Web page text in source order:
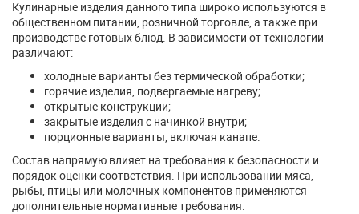
Кулинарные изделия данного типа широко используются в
общественном питании, розничной торговле, а также при
производстве готовых блюд. В зависимости от технологии
различают:
холодные варианты без термической обработки;
горячие изделия, подвергаемые нагреву;
открытые конструкции;
закрытые изделия с начинкой внутри;
порционные варианты, включая канапе.
Состав напрямую влияет на требования к безопасности и
порядок оценки соответствия. При использовании мяса,
рыбы, птицы или молочных компонентов применяются
дополнительные нормативные требования.